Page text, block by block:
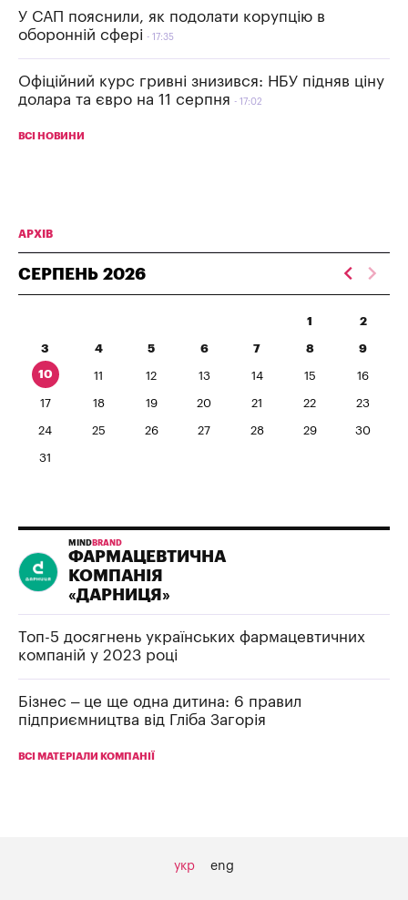
У САП пояснили, як подолати корупцію в
оборонній сфері
17:35
Офіційний курс гривні знизився: НБУ підняв ціну
долара та євро на 11 серпня
17:02
ВСІ НОВИНИ
АРХІВ
СЕРПЕНЬ 2026
1 2
3 4 5 6 7 8 9
10 11 12 13 14 15 16
17 18 19 20 21 22 23
24 25 26 27 28 29 30
31
MIND BRAND
ФАРМАЦЕВТИЧНА
КОМПАНІЯ
«ДАРНИЦЯ»
Топ-5 досягнень українських фармацевтичних
компаній у 2023 році
Бізнес – це ще одна дитина: 6 правил
підприємництва від Гліба Загорія
ВСІ МАТЕРІАЛИ КОМПАНІЇ
укр eng